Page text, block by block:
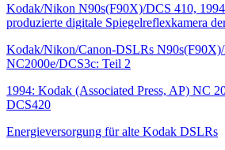
Kodak/Nikon N90s(F90X)/DCS 410,
produzierte digitale Spiegelreflexkamera
Kodak/Nikon/Canon-DSLRs
NC2000e/DCS3c: Teil 2
1994: Kodak (Associated Press, AP) NC
DCS420
Energieversorgung für alte Kodak DSLRs